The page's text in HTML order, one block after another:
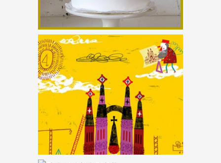
ÉLETRE KELT! DE VAJON
MI? – KÉPES KVÍZ